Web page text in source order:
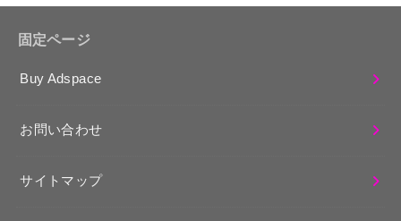
固定ページ
Buy Adspace
お問い合わせ
サイトマップ